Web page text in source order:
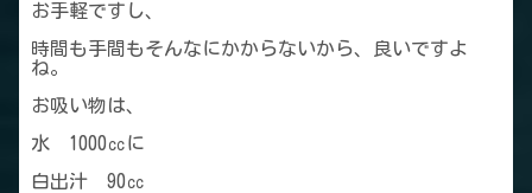
お手軽ですし、
時間も手間もそんなにかからないから、良いですよ
ね。
お吸い物は、
水 1000㏄に
白出汁 90㏄